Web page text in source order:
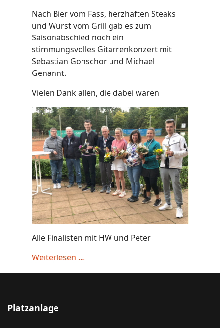
Nach Bier vom Fass, herzhaften Steaks
und Wurst vom Grill gab es zum
Saisonabschied noch ein
stimmungsvolles Gitarrenkonzert mit
Sebastian Gonschor und Michael
Genannt.
Vielen Dank allen, die dabei waren
Alle Finalisten mit HW und Peter
Weiterlesen …
Platzanlage